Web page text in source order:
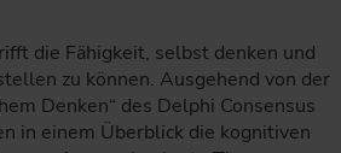
die Fähigkeit, selbst denken und
zu können. Ausgehend von der
Denken“ des Delphi Consensus
in einem Überblick die kognitiven